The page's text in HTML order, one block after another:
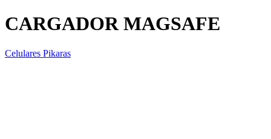
CARGADOR MAGSAFE
Celulares Pikaras